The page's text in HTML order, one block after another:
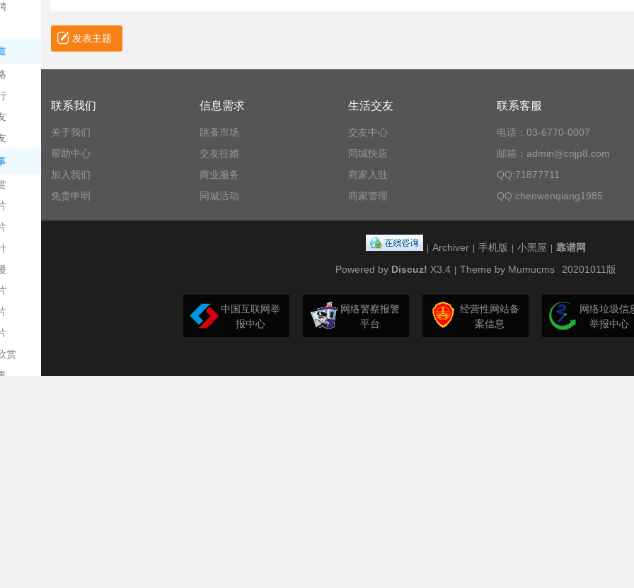
赏
发表主题
联系我们
关于我们
帮助中心
加入我们
免责申明
信息需求
跳蚤市场
交友征婚
商业服务
同城活动
生活交友
交友中心
同城快店
商家入驻
商家管理
联系客服
电话：03-6770-0007
邮箱：admin@cnjp8.com
QQ:71877711
QQ:chenwenqiang1985
Archiver 手机版 小黑屋
靠谱网
Powered by Discuz! X3.4 Theme by Mumucms 20201011版
中国互联网举
报中心
网络警察报警
平台
经营性网站备
案信息
网络垃圾信
举报中心